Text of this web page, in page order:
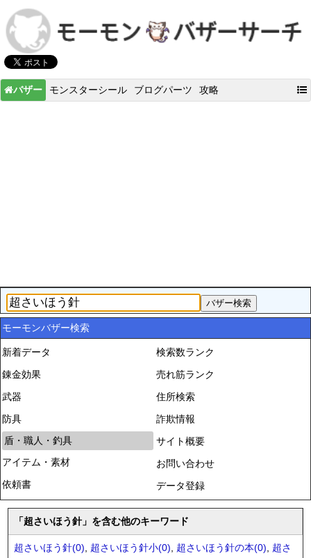
バザー モンスターシール ブログパーツ 攻略
モーモンバザー検索
新着データ
錬金効果
武器
防具
盾・職人・釣具
アイテム・素材
依頼書
検索数ランク
売れ筋ランク
住所検索
詐欺情報
サイト概要
お問い合わせ
データ登録
「超さいほう針」を含む他のキーワード
超さいほう針(0), 超さいほう針小(0), 超さいほう針の本(0), 超さ